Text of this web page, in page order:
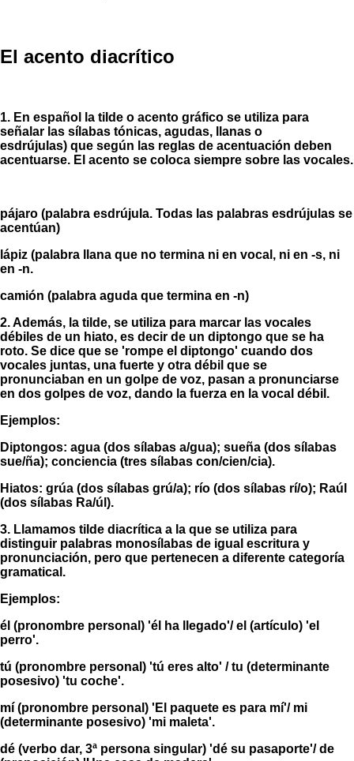
El acento diacrítico
1. En español la tilde o acento gráfico se utiliza para
señalar las sílabas tónicas, agudas, llanas o
esdrújulas) que según las reglas de acentuación deben
acentuarse. El acento se coloca siempre sobre las vocales.
pájaro (palabra esdrújula. Todas las palabras esdrújulas se
acentúan)
lápiz (palabra llana que no termina ni en vocal, ni en -s, ni
en -n.
camión (palabra aguda que termina en -n)
2.Además, la tilde, se utiliza para marcar las vocales
débiles de un hiato, es decir de un diptongo que se ha
roto. Se dice que se 'rompe el diptongo' cuando dos
vocales juntas, una fuerte y otra débil que se
pronunciaban en un golpe de voz, pasan a pronunciarse
en dos golpes de voz, dando la fuerza en la vocal débil.
Ejemplos:
Diptongos: agua (dos sílabas a/gua); sueña (dos sílabas
sue/ña); conciencia (tres sílabas con/cien/cia).
Hiatos: grúa (dos sílabas grú/a); río (dos sílabas rí/o); Raú
(dos sílabas Ra/úl).
3. Llamamos tilde diacrítica a la que se utiliza para
distinguir palabras monosílabas de igual escritura y
pronunciación, pero que pertenecen a diferente categoría
gramatical.
Ejemplos:
él (pronombre personal) 'él ha llegado'/el (artículo) 'el
perro'.
tú (pronombre personal) 'tú eres alto' /tu (determinante
posesivo) 'tu coche'.
mí (pronombre personal) 'El paquete es para mí'/ mi
(determinante posesivo) 'mi maleta'.
dé (verbo dar, 3ª persona singular) 'dé su pasaporte'/de